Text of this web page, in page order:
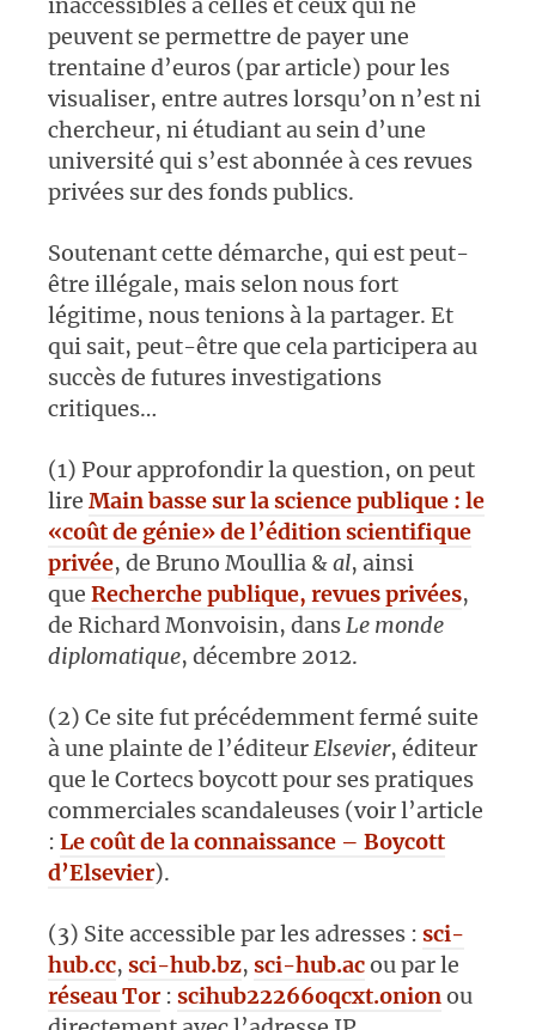
inaccessibles à celles et ceux qui ne
peuvent se permettre de payer une
trentaine d’euros (par article) pour les
visualiser, entre autres lorsqu’on n’est ni
chercheur, ni étudiant au sein d’une
université qui s’est abonnée à ces revues
privées sur des fonds publics.
Soutenant cette démarche, qui est peut-
être illégale, mais selon nous fort
légitime, nous tenions à la partager. Et
qui sait, peut-être que cela participera au
succès de futures investigations
critiques…
(1) Pour approfondir la question, on peut
lire Main basse sur la science publique : le
«coût de génie» de l’édition scientifique
privée, de Bruno Moullia &al, ainsi
que Recherche publique, revues privées,
de Richard Monvoisin, dansLe monde
diplomatique, décembre 2012.
(2) Ce site fut précédemment fermé suite
à une plainte de l’éditeurElsevier, éditeur
que le Cortecs boycott pour ses pratiques
commerciales scandaleuses (voir l’article
: Le coût de la connaissance – Boycott
d’Elsevier).
(3) Site accessible par les adresses : sci-
hub.cc, sci-hub.bz, sci-hub.acou par le
réseau Tor: scihub22266oqcxt.onionou